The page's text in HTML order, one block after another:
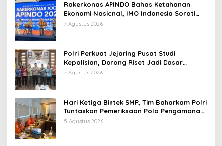
Rakerkonas APINDO Bahas Ketahanan
Ekonomi Nasional, IMO Indonesia Soroti
Pentingnya Kolaborasi Lintas Sektor
7 Agustus 2026
Polri Perkuat Jejaring Pusat Studi
Kepolisian, Dorong Riset Jadi Dasar
Kebijakan dan Inovasi
7 Agustus 2026
Hari Ketiga Bintek SMP, Tim Baharkam Polri
Tuntaskan Pemeriksaan Pola Pengamanan
Pertamina Patra Niaga Jabar
5 Agustus 2026